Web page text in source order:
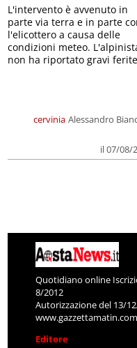
cervinia Alessandro
il 07/08/
L'intervento è avvenuto in
parte via terra e in parte
l'elicottero a causa delle
condizioni meteo.
non ha riportato gravi ferite
Quotidiano online
8/2012
Autorizzazione del 13/
www.gazzettamatin.com
Editore